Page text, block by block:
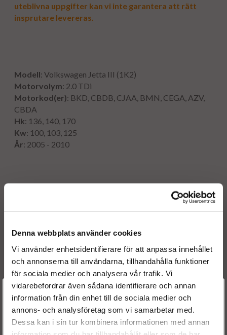
Denna webbplats använder cookies
Vi använder enhetsidentifierare för att anpassa innehållet
och annonserna till användarna, tillhandahålla funktioner
för sociala medier och analysera vår trafik. Vi
vidarebefordrar även sådana identifierare och annan
information från din enhet till de sociala medier och
annons- och analysföretag som vi samarbetar med.
Dessa kan i sin tur kombinera informationen med annan
uteblivna uppgifter kan vi inte garantera att rätt
insprutare levereras.
Modell: Volkswagen Jetta III (1K2)
Motorvolym: 2.0 TDi
Motorkod(er): BKD, CBDB, CJAA, BMN, CEGA, AZV,
CBDA
Hk: 136, 140, 170
Kw: 100, 103, 125
År: 2005 - 2010
0 986 435 360BOSCH
0 445 116 029BOSCH
0 445 116 005BOSCH
0 986 435 366 BOSCH
0 445 116 004 BOSCH
03L 130 277SEAT
03L 130 277SKODA
03L 130 277 VW
03L 130 855 X VW
OE numbers
Välkommen till
Dieselspecialisten.se